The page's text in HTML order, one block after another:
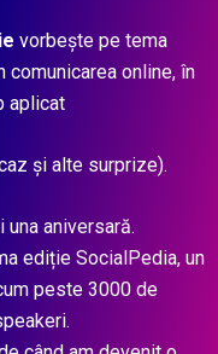
vorbește pe tema
online, în
aplicat
și alte surprize).
aniversară.
ediție SocialPedia, un
peste 3000 de